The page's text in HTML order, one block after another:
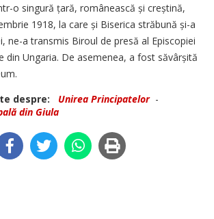
o singură țară, românească și creș­tină,
1918, la care și Biserica străbună și-a
ne-a tran­smis Biroul de presă al Episcopiei
din Ungaria. De asemenea, a fost să­vârșită
despre:
Unirea Principatelor-
din Giula